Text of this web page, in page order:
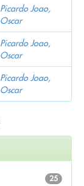
Picardo Joao,
Oscar
Picardo Joao,
Oscar
Picardo Joao,
Oscar
25